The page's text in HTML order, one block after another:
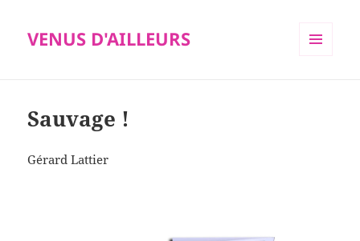
VENUS D'AILLEURS
Sauvage !
Gérard Lattier